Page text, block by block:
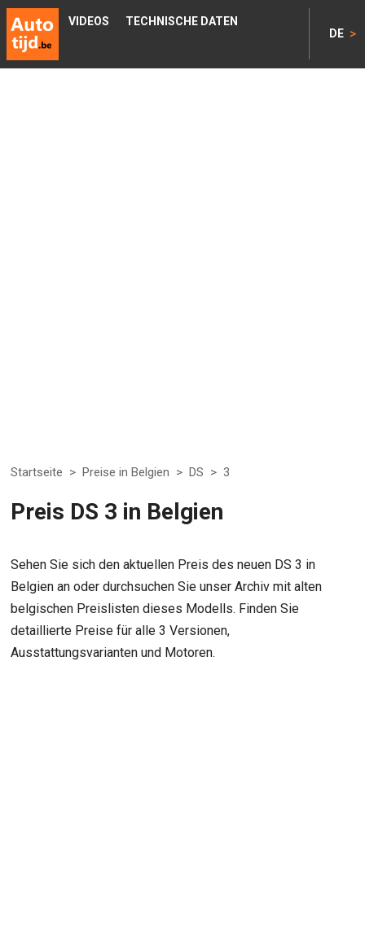
VIDEOS
TECHNISCHE DATEN
DE >
Startseite > Preise in Belgien > DS > 3
Preis DS 3 in Belgien
Sehen Sie sich den aktuellen Preis des neuen DS 3 in
Belgien an oder durchsuchen Sie unser Archiv mit alten
belgischen Preislisten dieses Modells. Finden Sie
detaillierte Preise für alle 3 Versionen,
Ausstattungsvarianten und Motoren.